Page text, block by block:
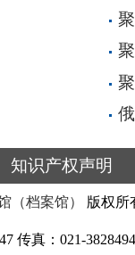
知识产权声明
（档案馆） 版权所
传真：021-